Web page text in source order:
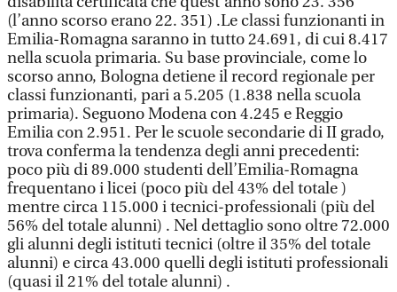
(l’anno scorso erano 22. 351) .Le classi funzionanti in
Emilia-Romagna saranno in tutto 24.691, di cui 8.417
nella scuola primaria. Su base provinciale, come lo
scorso anno, Bologna detiene il record regionale per
classi funzionanti, pari a 5.205 (1.838 nella scuola
primaria). Seguono Modena con 4.245 e Reggio
Emilia con 2.951. Per le scuole secondarie di II grado,
trova conferma la tendenza degli anni precedenti:
poco più di 89.000 studenti dell’Emilia-Romagna
frequentano i licei (poco più del 43% del totale )
mentre circa 115.000 i tecnici-professionali (più del
56% del totale alunni) . Nel dettaglio sono oltre 72.000
gli alunni degli istituti tecnici (oltre il 35% del totale
alunni) e circa 43.000 quelli degli istituti professionali
(quasi il 21% del totale alunni) .